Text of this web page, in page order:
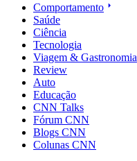
Comportamento
Saúde
Ciência
Tecnologia
Viagem & Gastronomia
Review
Auto
Educação
CNN Talks
Fórum CNN
Blogs CNN
Colunas CNN